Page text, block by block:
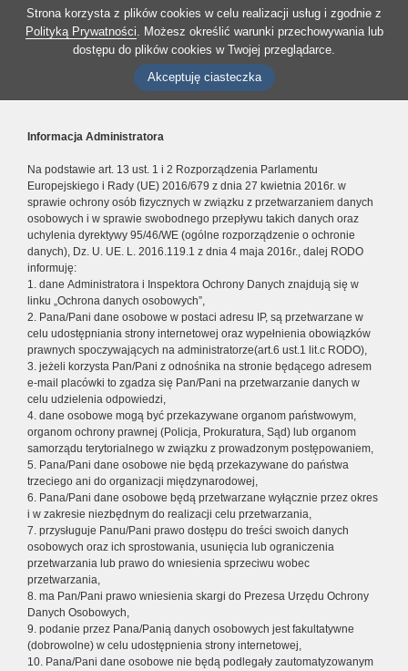
Strona korzysta z plików cookies w celu realizacji usług i zgodnie z
Polityką Prywatności. Możesz określić warunki przechowywania lub
dostępu do plików cookies w Twojej przeglądarce.
Akceptuję ciasteczka
Informacja Administratora
Na podstawie art. 13 ust. 1 i 2 Rozporządzenia Parlamentu
Europejskiego i Rady (UE) 2016/679 z dnia 27 kwietnia 2016r. w
sprawie ochrony osób fizycznych w związku z przetwarzaniem danych
osobowych i w sprawie swobodnego przepływu takich danych oraz
uchylenia dyrektywy 95/46/WE (ogólne rozporządzenie o ochronie
danych), Dz. U. UE. L. 2016.119.1 z dnia 4 maja 2016r., dalej RODO
informuję:
1. dane Administratora i Inspektora Ochrony Danych znajdują się w
linku „Ochrona danych osobowych”,
2. Pana/Pani dane osobowe w postaci adresu IP, są przetwarzane w
celu udostępniania strony internetowej oraz wypełnienia obowiązków
prawnych spoczywających na administratorze(art.6 ust.1 lit.c RODO),
3. jeżeli korzysta Pan/Pani z odnośnika na stronie będącego adresem
e-mail placówki to zgadza się Pan/Pani na przetwarzanie danych w
celu udzielenia odpowiedzi,
4. dane osobowe mogą być przekazywane organom państwowym,
organom ochrony prawnej (Policja, Prokuratura, Sąd) lub organom
samorządu terytorialnego w związku z prowadzonym postępowaniem,
5. Pana/Pani dane osobowe nie będą przekazywane do państwa
trzeciego ani do organizacji międzynarodowej,
6. Pana/Pani dane osobowe będą przetwarzane wyłącznie przez okres
i w zakresie niezbędnym do realizacji celu przetwarzania,
7. przysługuje Panu/Pani prawo dostępu do treści swoich danych
osobowych oraz ich sprostowania, usunięcia lub ograniczenia
przetwarzania lub prawo do wniesienia sprzeciwu wobec
przetwarzania,
8. ma Pan/Pani prawo wniesienia skargi do Prezesa Urzędu Ochrony
Danych Osobowych,
9. podanie przez Pana/Panią danych osobowych jest fakultatywne
(dobrowolne) w celu udostępnienia strony internetowej,
10. Pana/Pani dane osobowe nie będą podlegały zautomatyzowanym